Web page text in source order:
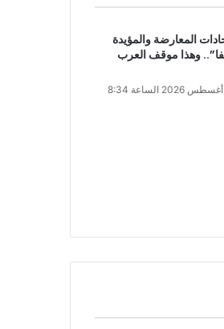
المعارضة والمؤيدة
وهذا موقف العرب
السبت 8 أغسطس 2026 الساعة 8:34